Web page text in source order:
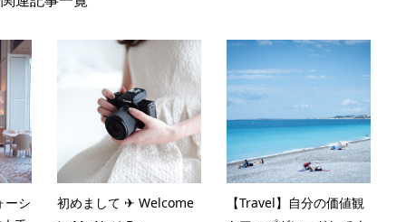
ーシ
初めまして ✈︎ Welcome
【Travel】自分の価値観